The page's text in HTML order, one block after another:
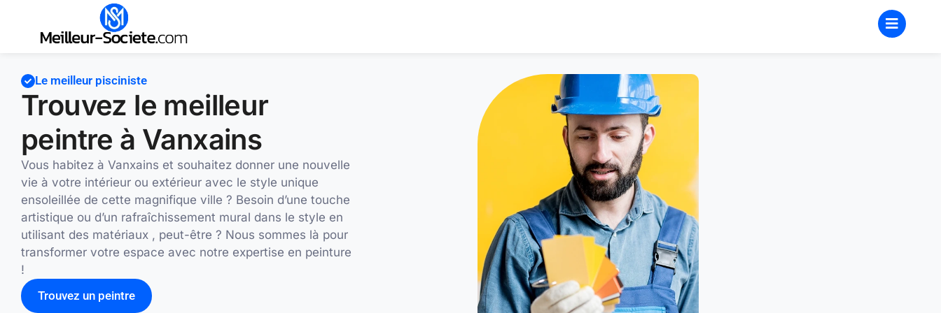
Le meilleur pisciniste
Trouvez le meilleur
peintre à Vanxains
Vous habitez à Vanxains et souhaitez donner une nouvelle
vie à votre intérieur ou extérieur avec le style unique
ensoleillée de cette magnifique ville ? Besoin d’une touche
artistique ou d’un rafraîchissement mural dans le style en
utilisant des matériaux , peut-être ? Nous sommes là pour
transformer votre espace avec notre expertise en peinture
!
Trouvez un peintre